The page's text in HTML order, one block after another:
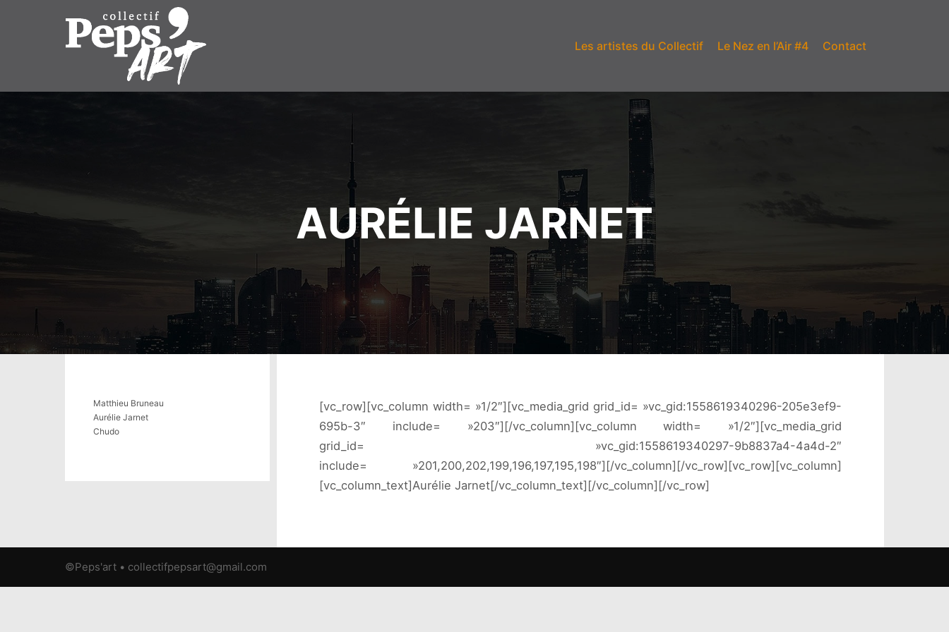
Les artistes du Collectif Le Nez en l’Air #4 Contact
AURÉLIE JARNET
[vc_row][vc_column width= »1/2″][vc_media_grid grid_id= »vc_gid:1558619340296-205e3ef9-
695b-3″ include= »203″][/vc_column][vc_column width= »1/2″][vc_media_grid
grid_id= »vc_gid:1558619340297-9b8837a4-4a4d-2″
include= »201,200,202,199,196,197,195,198″][/vc_column][/vc_row][vc_row][vc_column]
[vc_column_text]Aurélie Jarnet[/vc_column_text][/vc_column][/vc_row]
Matthieu Bruneau
Aurélie Jarnet
Chudo
©Peps'art • collectifpepsart@gmail.com